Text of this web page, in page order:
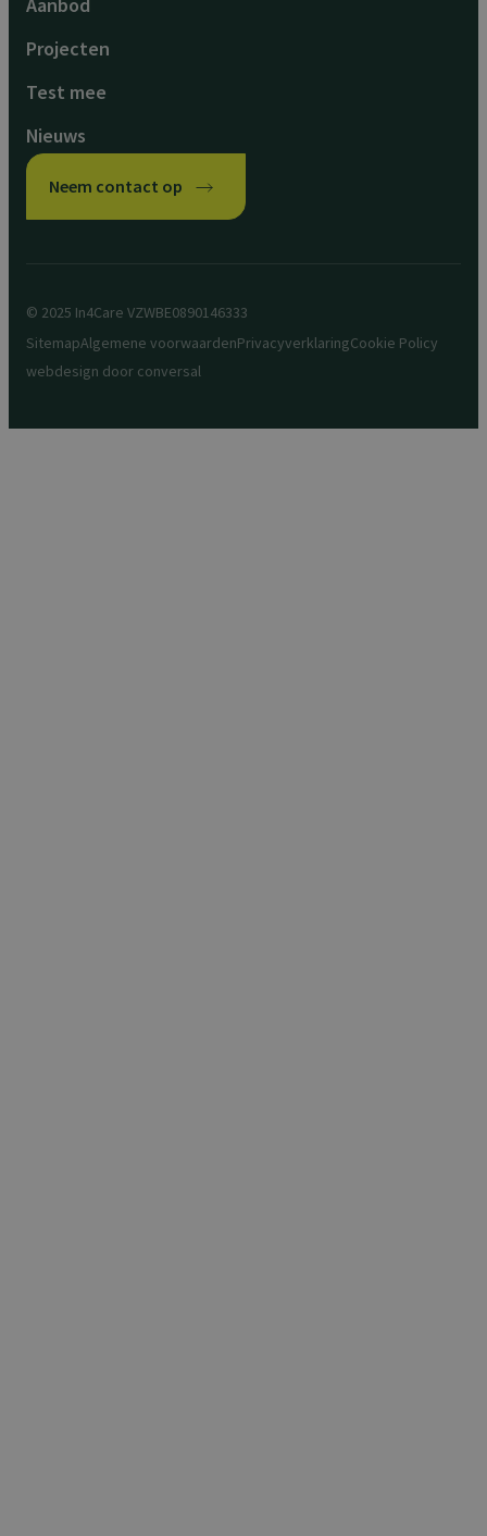
Projecten
Test mee
Nieuws
Neem contact op
© 2025 In4Care VZWBE0890146333
SitemapAlgemene voorwaardenPrivacyverklaringCookie Policy
webdesign door conversal